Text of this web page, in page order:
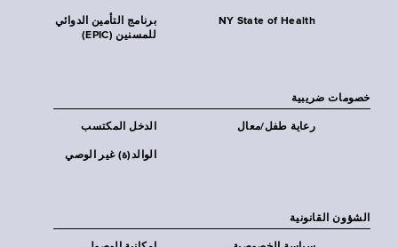
برنامج التأمين الدوائي
للمسنين (EPIC)
NY State of Health
خصومات ضريبية
الدخل المكتسب رعاية طفل/معال
الوالد(ة) غير الوصي
الشؤون القانونية